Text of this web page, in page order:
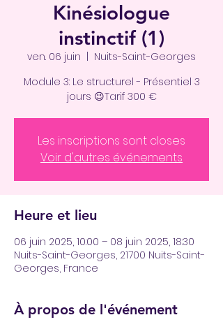
Kinésiologue
instinctif (1)
ven. 06 juin
Nuits-Saint-Georges
Module 3: Le structurel - Présentiel 3
jours 😉Tarif 300 €
Les inscriptions sont closes
Voir d'autres événements
Heure et lieu
06 juin 2025, 10:00 – 08 juin 2025, 18:30
Nuits-Saint-Georges, 21700 Nuits-Saint-
Georges, France
À propos de l'événement